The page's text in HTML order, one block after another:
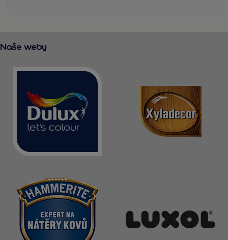
Naše weby